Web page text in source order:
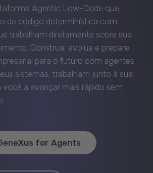
Agentic Low-Code que
de código determinística com
trabalham diretamente sobre sua
Construa, evolua e prepare
para o futuro com agentes
sistemas, trabalham junto à sua
você a avançar mais rápido sem
for Agents